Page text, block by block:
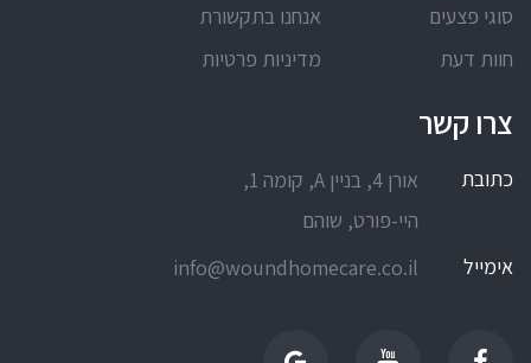
סוגי פצעים
אנחנו בתקשורת
חוות דעת
מדיניות פרטיות
צרו קשר
כתובת
אורן 4, בניין A, קומה 1,
היי-פורט, שוהם
אימייל
info@woundhomecare.co.il